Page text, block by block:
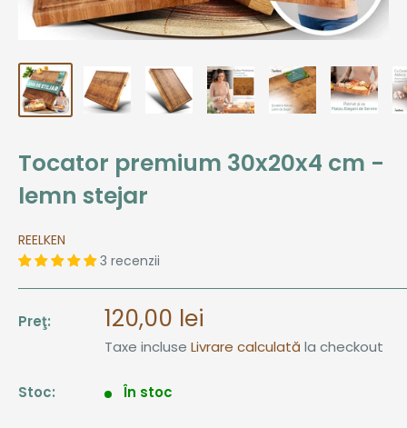
Tocator premium 30x20x4 cm -
lemn stejar
REELKEN
3 recenzii
Preţ: Pret
de
120,00 lei
Taxe incluse Livrare calculată la checkout
Stoc: În stoc